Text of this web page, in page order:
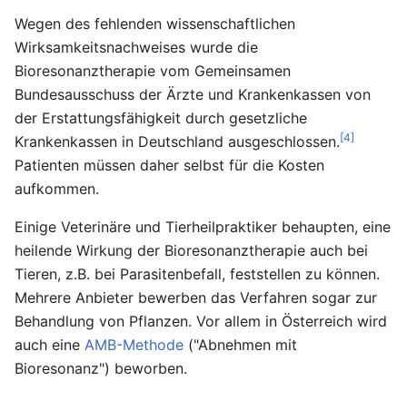
Wegen des fehlenden wissenschaftlichen
Wirksamkeitsnachweises wurde die
Bioresonanztherapie vom Gemeinsamen
Bundesausschuss der Ärzte und Krankenkassen von
der Erstattungsfähigkeit durch gesetzliche
Krankenkassen in Deutschland ausgeschlossen.[4]
Patienten müssen daher selbst für die Kosten
aufkommen.
Einige Veterinäre und Tierheilpraktiker behaupten, eine
heilende Wirkung der Bioresonanztherapie auch bei
Tieren, z.B. bei Parasitenbefall, feststellen zu können.
Mehrere Anbieter bewerben das Verfahren sogar zur
Behandlung von Pflanzen. Vor allem in Österreich wird
auch eine AMB-Methode ("Abnehmen mit
Bioresonanz") beworben.